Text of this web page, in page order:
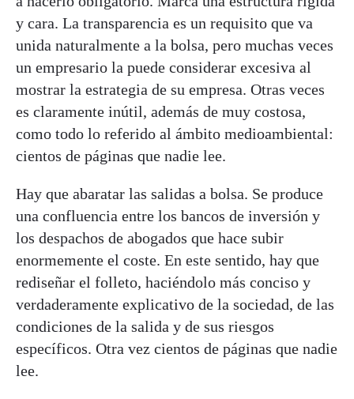
y cara. La transparencia es un requisito que va
unida naturalmente a la bolsa, pero muchas veces
un empresario la puede considerar excesiva al
mostrar la estrategia de su empresa. Otras veces
es claramente inútil, además de muy costosa,
como todo lo referido al ámbito medioambiental:
cientos de páginas que nadie lee.
Hay que abaratar las salidas a bolsa. Se produce
una confluencia entre los bancos de inversión y
los despachos de abogados que hace subir
enormemente el coste. En este sentido, hay que
rediseñar el folleto, haciéndolo más conciso y
verdaderamente explicativo de la sociedad, de las
condiciones de la salida y de sus riesgos
específicos. Otra vez cientos de páginas que nadie
lee.